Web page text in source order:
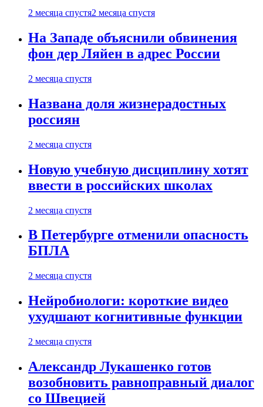
2 месяца спустя2 месяца спустя
На Западе объяснили обвинения
фон дер Ляйен в адрес России
2 месяца спустя
Названа доля жизнерадостных
россиян
2 месяца спустя
Новую учебную дисциплину хотят
ввести в российских школах
2 месяца спустя
В Петербурге отменили опасность
БПЛА
2 месяца спустя
Нейробиологи: короткие видео
ухудшают когнитивные функции
2 месяца спустя
Александр Лукашенко готов
возобновить равноправный диалог
со Швецией